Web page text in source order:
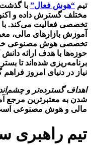
تیم “هوش فعال” با
مختلف گسترش داده و
تخصصی فعالیت می‌کند. با
آموزش بازارهای مالی،
تخصصی هوش مصنوعی
حوزه‌ها با هدف ارائه
برنامه‌ریزی شده‌اند تا
نیاز در دنیای امروز فراهم
اهداف گسترده‌تر و
شدن به معتبرترین مرجع
مالی و هوش مصنوعی
تیم